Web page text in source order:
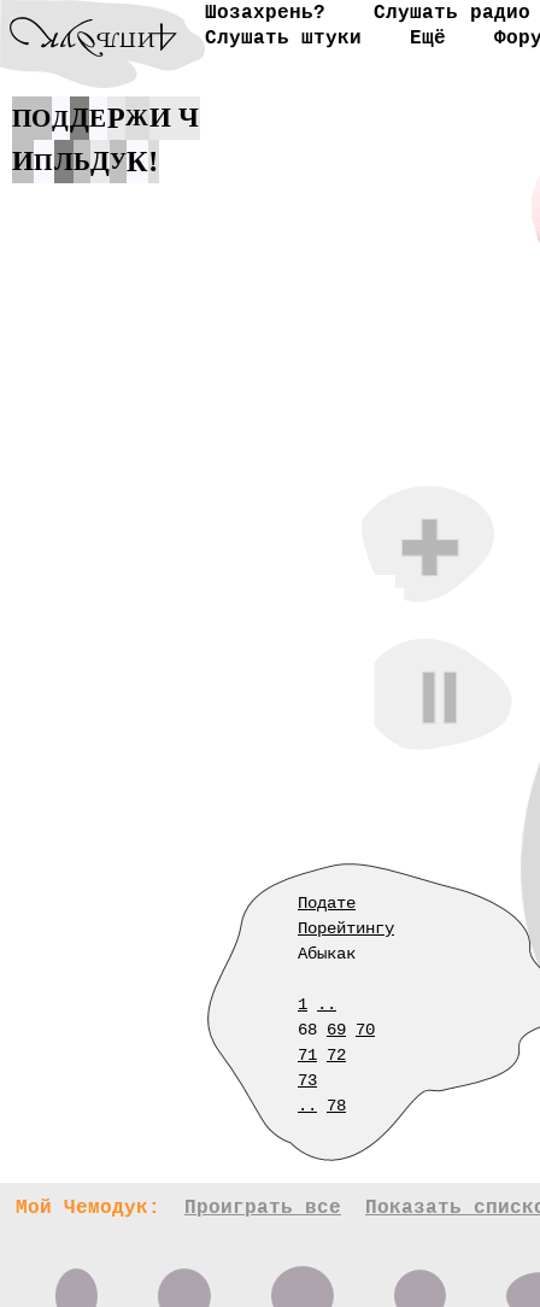
Шозахрень?
Слушать радио
Слушать штуки
Ещё
ПОДДЕРЖИ Ч
ИПЛЬДУК!
Подате
Порейтингу
Абыкак
1
..
68 69 70
71 72
73
..
78
Мой Чемодук: Проиграть все Показать